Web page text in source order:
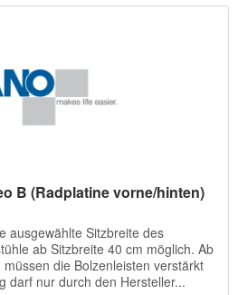
B (Radplatine vorne/hinten)
ausgewählte Sitzbreite des
ab Sitzbreite 40 cm möglich. Ab
die Bolzenleisten verstärkt
darf nur durch den Hersteller...